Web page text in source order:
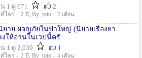
1 ดู 671
2
ไพร - 2 ปี , By_toto - 2 เดือน
ยาย ผจญภัยในป่าใหญ่ (นิยายเรื่องยา
งให้อ่านในเวปนี้ครั
1 ดู 2,039
1
ไพร - 2 ปี , By_toto - 4 เดือน